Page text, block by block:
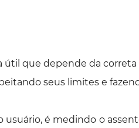
que depende da
seus limites e
é medindo o